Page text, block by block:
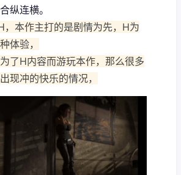
纵连横。
，本作主打的是剧情为先，H为
体验，
了H内容而游玩本作，那么很多
现冲的快乐的情况，